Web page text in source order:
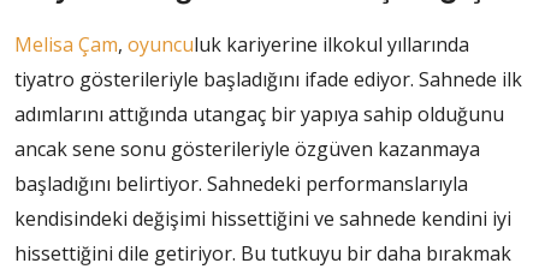
Melisa Çam, oyunculuk kariyerine ilkokul yıllarında
tiyatro gösterileriyle başladığını ifade ediyor. Sahnede ilk
adımlarını attığında utangaç bir yapıya sahip olduğunu
ancak sene sonu gösterileriyle özgüven kazanmaya
başladığını belirtiyor. Sahnedeki performanslarıyla
kendisindeki değişimi hissettiğini ve sahnede kendini iyi
hissettiğini dile getiriyor. Bu tutkuyu bir daha bırakmak